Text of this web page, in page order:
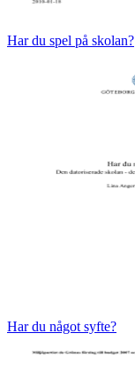
Har du spel på skolan?
Har du något syfte?